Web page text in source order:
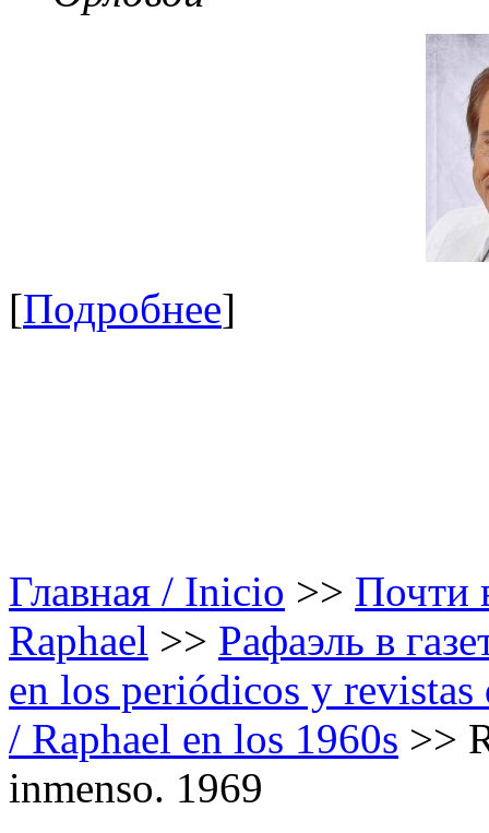
[Подробнее]
Главная / Inicio >> Почти
Raphael >> Рафаэль в
en los periódicos y
/ Raphael en los 1960s >>
inmenso. 1969